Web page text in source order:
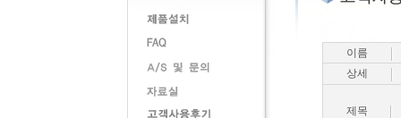
이름
상세
제목